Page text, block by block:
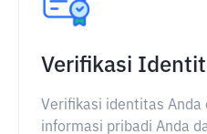
Verifikasi
Verifikasi identitas Anda
informasi pribadi Anda